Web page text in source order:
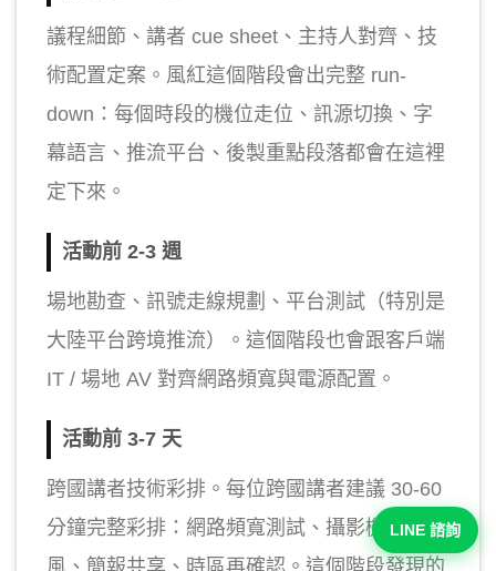
議程細節、講者 cue sheet、主持人對齊、技
術配置定案。風紅這個階段會出完整 run-
down：每個時段的機位走位、訊源切換、字
幕語言、推流平台、後製重點段落都會在這裡
定下來。
活動前 2-3 週
場地勘查、訊號走線規劃、平台測試（特別是
大陸平台跨境推流）。這個階段也會跟客戶端
IT / 場地 AV 對齊網路頻寬與電源配置。
活動前 3-7 天
跨國講者技術彩排。每位跨國講者建議 30-60
分鐘完整彩排：網路頻寬測試、攝影機麥克
風、簡報共享、時區再確認。這個階段發現的
LINE 諮詢